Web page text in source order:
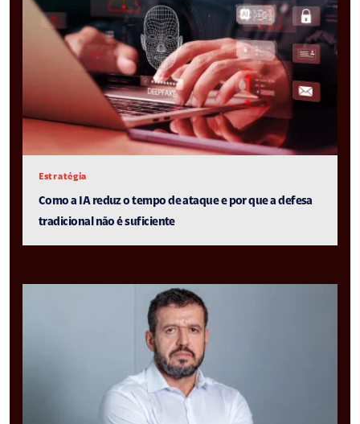
Estratégia
Como a IA reduz o tempo de ataque e por que a defesa
tradicional não é suficiente